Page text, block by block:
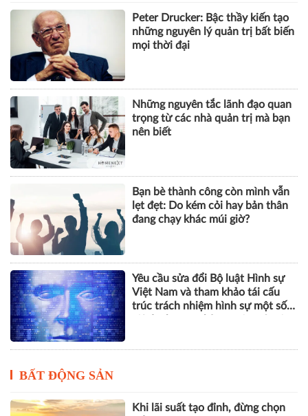
Peter Drucker: Bậc thầy kiến tạo
những nguyên lý quản trị bất biến
mọi thời đại
Những nguyên tắc lãnh đạo quan
trọng từ các nhà quản trị mà bạn
nên biết
Bạn bè thành công còn mình vẫn
lẹt đẹt: Do kém cỏi hay bản thân
đang chạy khác múi giờ?
Yêu cầu sửa đổi Bộ luật Hình sự
Việt Nam và tham khảo tái cấu
trúc trách nhiệm hình sự một số
BẤT ĐỘNG SẢN
Khi lãi suất tạo đỉnh, đừng chọn